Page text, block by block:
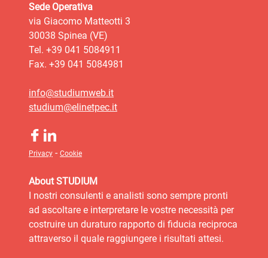
Sede Operativa
via Giacomo Matteotti 3
30038 Spinea (VE)
Tel. +39 041 5084911
Fax. +39 041 5084981
info@studiumweb.it
studium@elinetpec.it
Privacy - Cookie
About STUDIUM
I nostri consulenti e analisti sono sempre pronti
ad ascoltare e interpretare le vostre necessità per
costruire un duraturo rapporto di fiducia reciproca
attraverso il quale raggiungere i risultati attesi.